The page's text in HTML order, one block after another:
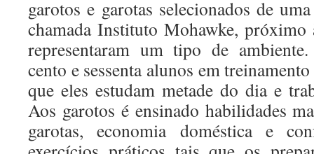
garotos e garotas selecionados de
chamada Instituto Mohawke,
representaram um tipo de
cento e sessenta alunos em
que eles estudam metade do dia e
Aos garotos é ensinado habilidades
garotas, economia doméstica e